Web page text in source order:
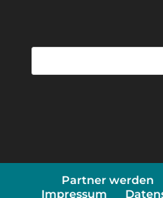
Partner werden
Impressum